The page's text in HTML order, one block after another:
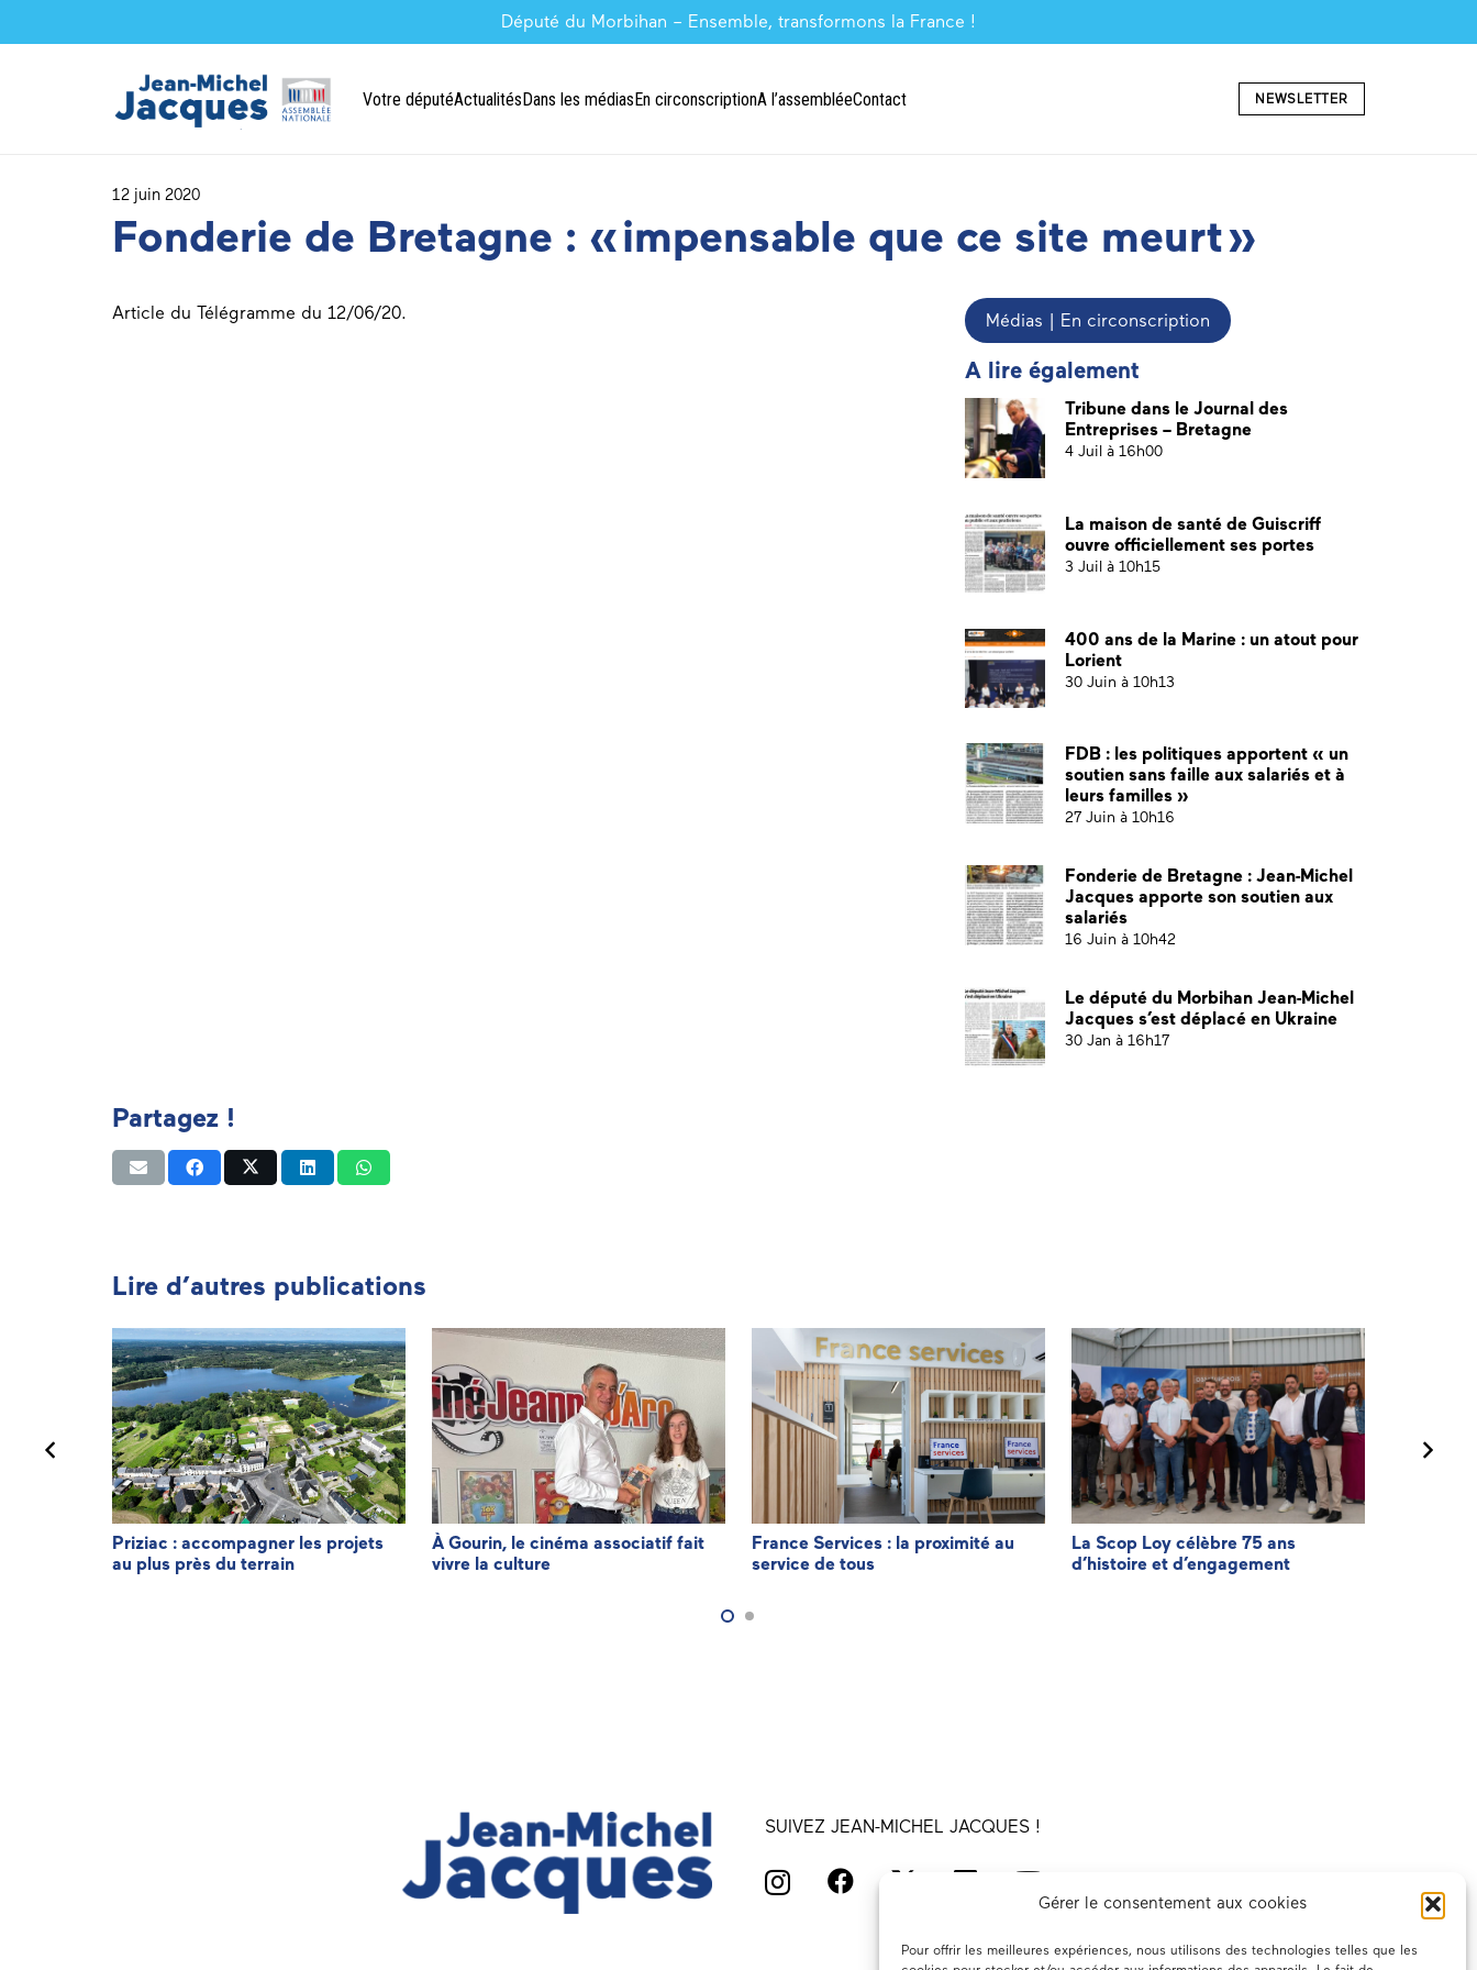
Gérer le consentement aux cookies
Pour offrir les meilleures expériences, nous utilisons des technologies telles que les
Député du Morbihan – Ensemble, transformons la France !
Votre députéActualitésDans les médiasEn circonscriptionA l’assembléeContact NEWSLETTER
12 juin 2020
Fonderie de Bretagne : « impensable que ce site meurt »
Article du Télégramme du 12/06/20. Médias | En circonscription
A lire également
Tribune dans le Journal des
Entreprises – Bretagne
4 Juil à 16h00
La maison de santé de Guiscriff
ouvre officiellement ses portes
3 Juil à 10h15
400 ans de la Marine : un atout pour
Lorient
30 Juin à 10h13
FDB : les politiques apportent « un
soutien sans faille aux salariés et à
leurs familles »
27 Juin à 10h16
Fonderie de Bretagne : Jean-Michel
Jacques apporte son soutien aux
salariés
16 Juin à 10h42
Le député du Morbihan Jean-Michel
Jacques s’est déplacé en Ukraine
30 Jan à 16h17
Partagez !
Lire d’autres publications
Priziac : accompagner les projets
au plus près du terrain
À Gourin, le cinéma associatif fait
vivre la culture
France Services : la proximité au
service de tous
La Scop Loy célèbre 75 ans
d’histoire et d’engagement
SUIVEZ JEAN-MICHEL JACQUES !